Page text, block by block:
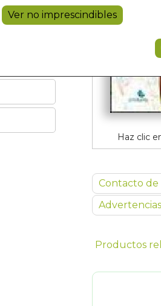
Ver no imprescindibles
Haz clic
Contacto de
Productos